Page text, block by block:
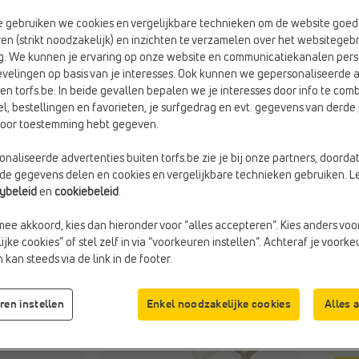
Wit
gebruiken we cookies en vergelijkbare technieken om de website
(strikt noodzakelijk) en inzichten te verzamelen over het
We kunnen je ervaring op onze website en communicatiekanalen
op basis van je interesses. Ook kunnen we gepersonaliseerde
torfs.be. In beide gevallen bepalen we je interesses door info te
bestellingen en favorieten, je surfgedrag en evt. gegevens van
toestemming hebt gegeven.
advertenties buiten torfs.be zie je bij onze partners,
gegevens delen en cookies en vergelijkbare technieken gebruiken.
en cookiebeleid.
akkoord, kies dan hieronder voor “alles accepteren”. Kies anders
cookies” of stel zelf in via “voorkeuren instellen”. Achteraf je
kan steeds via de link in de footer.
instellen Enkel noodzakelijke cookies Alles